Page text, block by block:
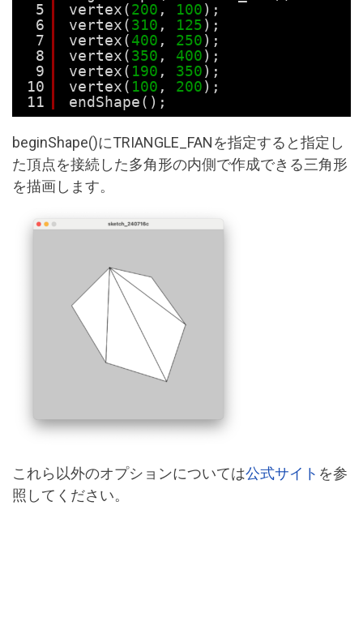
5
6
7
8
9
10
11
vertex(200 , 100);
vertex(310 , 125);
vertex(400 , 250);
vertex(350 , 400);
vertex( 190 , 350);
vertex( 100 , 200);
endShape();
beginShape()にTRIANGLE_FANを指定すると指定し
た頂点を接続した多角形の内側で作成できる三角形
を描画します。
これら以外のオプションについては公式サイト を参
照してください。